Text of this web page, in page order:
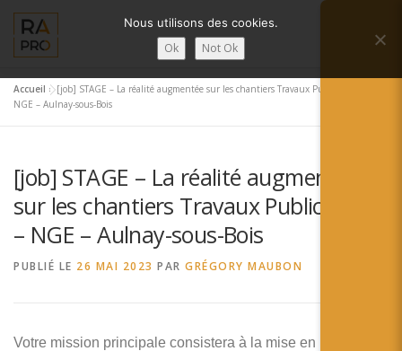
contenu
Menu
LA RÉALITÉ AUGMENTÉE ?
SERVICES RA’PRO ACTUALITÉ DE LA RA
CONTACTS FRANÇAIS
Accueil »[job] STAGE – La réalité augmentée sur les chantiers Travaux Publics H/F –
NGE – Aulnay-sous-Bois
[job] STAGE – La réalité augmentée
sur les chantiers Travaux Publics H/F
– NGE – Aulnay-sous-Bois
PUBLIÉ LE 26 MAI 2023 PAR GRÉGORY MAUBON
Votre mission principale consistera à la mise en place d’un
Nous utilisons des cookies.
Ok Not Ok